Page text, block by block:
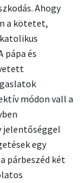
Ahogy
a kötetet,
pápa és
módon vall a
jelentőséggel
egy
párbeszéd két